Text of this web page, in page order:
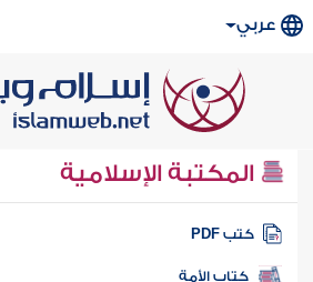
عربي
المكتبة الإسلامية
كتب PDF